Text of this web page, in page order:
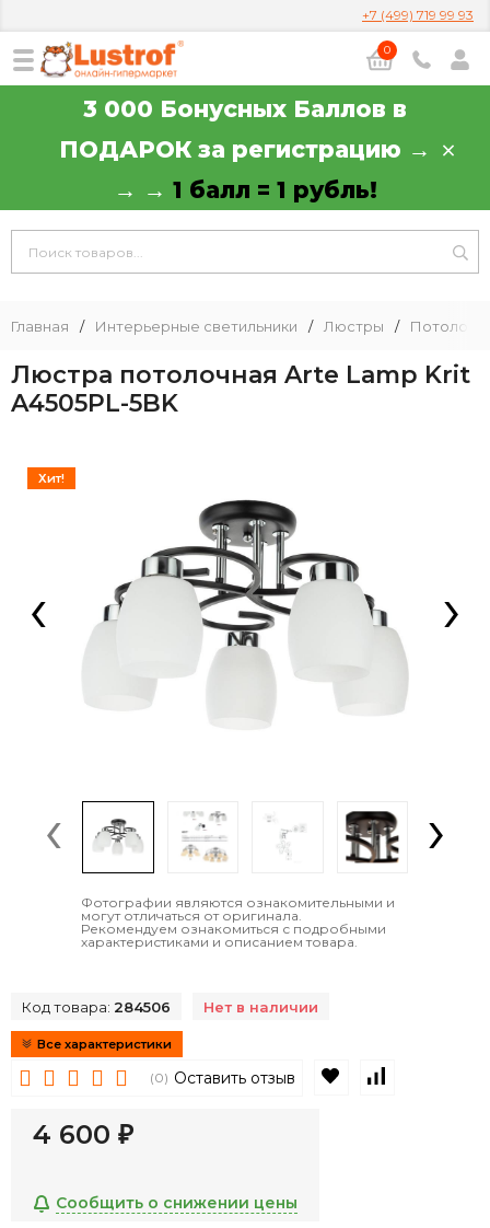
+7 (499) 719 99 93
0
3 000 Бонусных Баллов в
ПОДАРОК за регистрацию →
→ → 1 балл = 1 рубль!
Главная / Интерьерные светильники / Люстры /
Люстра потолочная Arte Lamp Krit
A4505PL-5BK
Хит!
‹ ›
‹ ›
Фотографии являются ознакомительными и
могут отличаться от оригинала.
Рекомендуем ознакомиться с подробными
характеристиками и описанием товара.
Код товара: 284506 Нет в наличии
Все характеристики
(0) Оставить отзыв В избранное
4 600 ₽
Сообщить о снижении цены